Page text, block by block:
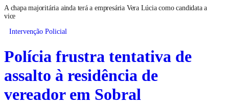
A chapa majoritária ainda terá a empresária Vera Lúcia como candidata a
vice
Intervenção Policial
Polícia frustra tentativa de
assalto à residência de
vereador em Sobral